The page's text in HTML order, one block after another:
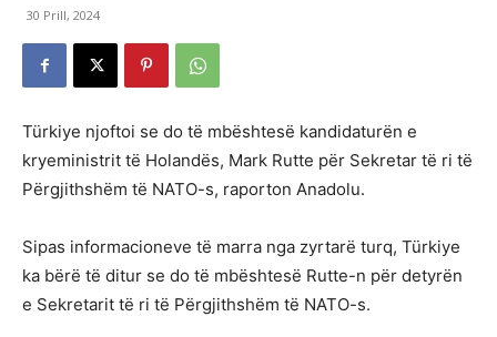
30 Prill, 2024
Türkiye njoftoi se do të mbështesë kandidaturën e
kryeministrit të Holandës, Mark Rutte për Sekretar të ri të
Përgjithshëm të NATO-s, raporton Anadolu.
Sipas informacioneve të marra nga zyrtarë turq, Türkiye
ka bërë të ditur se do të mbështesë Rutte-n për detyrën
e Sekretarit të ri të Përgjithshëm të NATO-s.